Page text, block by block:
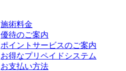
施術料金
優待のご案内
ポイントサービスのご案内
お得なプリペイドシステム
お支払い方法